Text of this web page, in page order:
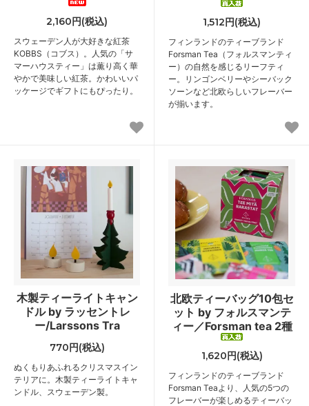
2,160円(税込)
スウェーデン人が大好きな紅茶
KOBBS（コブス）。人気の「サ
マーハウスティー」は薫り高く華
やかで美味しい紅茶。かわいいパ
ッケージでギフトにもぴったり。
1,512円(税込)
フィンランドのティーブランド
Forsman Tea（フォルスマンティ
ー）の自然を感じるリーフティ
ー。リンゴンベリーやシーバック
ソーンなど北欧らしいフレーバー
が揃います。
木製ティーライトキャン
ドル by ラッセントレ
ー/Larssons Tra
770円(税込)
ぬくもりあふれるクリスマスイン
テリアに。木製ティーライトキャ
ンドル、スウェーデン製。
北欧ティーバッグ10包セ
ット by フォルスマンテ
ィー／Forsman tea 2種
1,620円(税込)
フィンランドのティーブランド
Forsman Teaより、人気の5つの
フレーバーが楽しめるティーバッ